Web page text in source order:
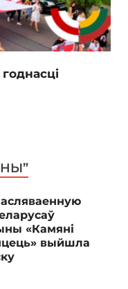
«Камяні
выйшла